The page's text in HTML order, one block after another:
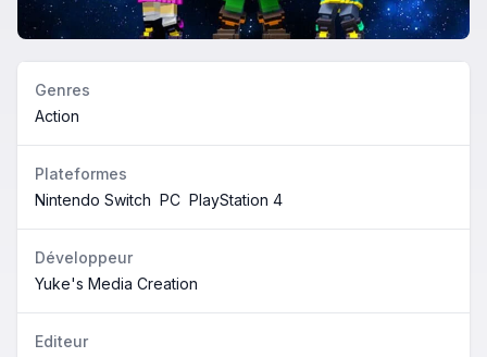
Genres
Action
Plateformes
Nintendo Switch PC PlayStation 4
Développeur
Yuke's Media Creation
Editeur